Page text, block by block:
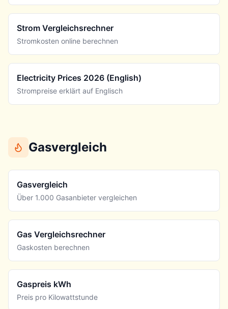
Strom Vergleichsrechner
Stromkosten online berechnen
Electricity Prices 2026 (English)
Strompreise erklärt auf Englisch
Gasvergleich
Gasvergleich
Über 1.000 Gasanbieter vergleichen
Gas Vergleichsrechner
Gaskosten berechnen
Gaspreis kWh
Preis pro Kilowattstunde